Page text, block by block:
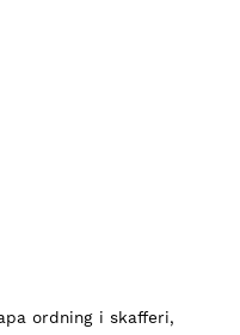
ordning i skafferi,